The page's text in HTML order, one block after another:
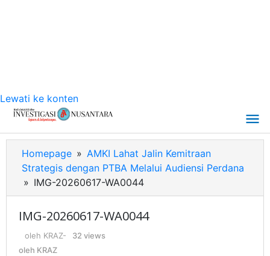
Lewati ke konten
Homepage » AMKI Lahat Jalin Kemitraan
Strategis dengan PTBA Melalui Audiensi Perdana
» IMG-20260617-WA0044
IMG-20260617-WA0044
oleh KRAZ-
32 views
oleh KRAZ